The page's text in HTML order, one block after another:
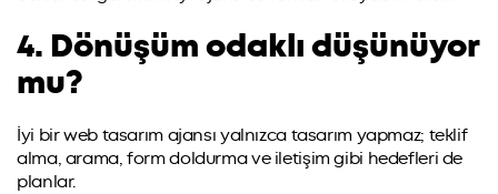
4. Dönüşüm odaklı düşünüyor
mu?
İyi bir web tasarım ajansı yalnızca tasarım yapmaz; teklif
alma, arama, form doldurma ve iletişim gibi hedefleri de
planlar.